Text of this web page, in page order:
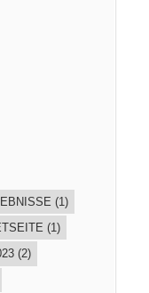
(1)
(1)
(2)